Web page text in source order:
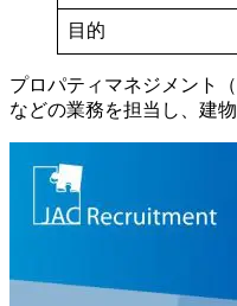
目的
プロパティマネジメント
などの業務を担当し、建